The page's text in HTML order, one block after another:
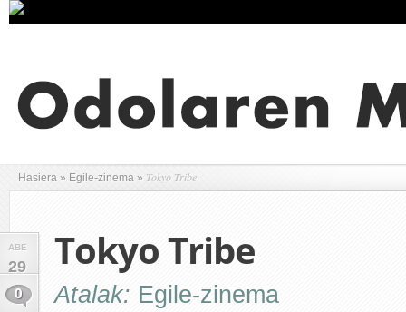
Hasiera » Egile-zinema » Tokyo Tribe
ABE
29
0
Tokyo Tribe
Atalak: Egile-zinema